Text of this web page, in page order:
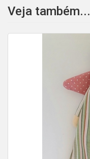
Veja também...